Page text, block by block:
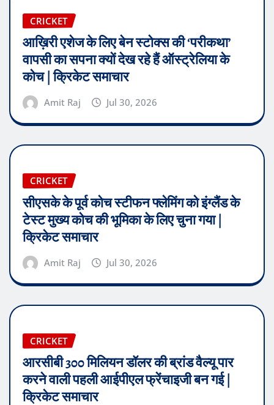
CRICKET
आख़िरी एशेज के लिए बेन स्टोक्स की ‘परीकथा’
वापसी का सपना क्यों देख रहे हैं ऑस्ट्रेलिया के
कोच | क्रिकेट समाचार
Amit Raj Jul 30, 2026
CRICKET
सीएसके के पूर्व कोच स्टीफन फ्लेमिंग को इंग्लैंड के
टेस्ट मुख्य कोच की भूमिका के लिए चुना गया |
क्रिकेट समाचार
Amit Raj Jul 30, 2026
CRICKET
आरसीबी 300 मिलियन डॉलर की ब्रांड वैल्यू पार
करने वाली पहली आईपीएल फ्रेंचाइजी बन गई |
क्रिकेट समाचार